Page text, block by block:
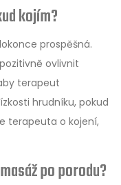
kojím?
prospěšná.
ovlivnit
terapeut
hrudníku, pokud
terapeuta o kojení,
po porodu?